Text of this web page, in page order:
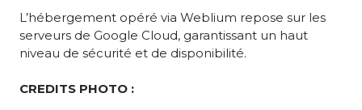
L’hébergement opéré via Weblium repose sur les
serveurs de Google Cloud, garantissant un haut
niveau de sécurité et de disponibilité.
CREDITS PHOTO :